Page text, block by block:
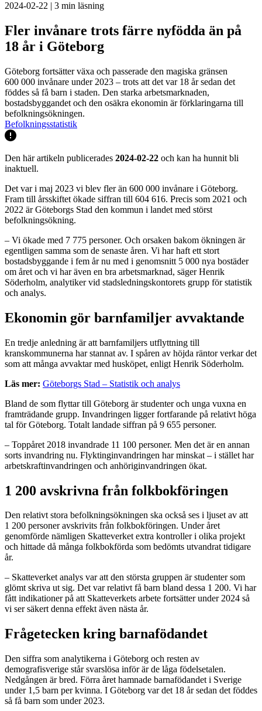
2024-02-22 | 3 min läsning
Fler invånare trots färre nyfödda än på
18 år i Göteborg
Göteborg fortsätter växa och passerade den magiska gränsen
600 000 invånare under 2023 – trots att det var 18 år sedan det
föddes så få barn i staden. Den starka arbetsmarknaden,
bostadsbyggandet och den osäkra ekonomin är förklaringarna till
befolkningsökningen.
Befolkningsstatistik
Den här artikeln publicerades 2024-02-22 och kan ha hunnit bli
inaktuell.
Det var i maj 2023 vi blev fler än 600 000 invånare i Göteborg.
Fram till årsskiftet ökade siffran till 604 616. Precis som 2021 och
2022 är Göteborgs Stad den kommun i landet med störst
befolkningsökning.
– Vi ökade med 7 775 personer. Och orsaken bakom ökningen är
egentligen samma som de senaste åren. Vi har haft ett stort
bostadsbyggande i fem år nu med i genomsnitt 5 000 nya bostäder
om året och vi har även en bra arbetsmarknad, säger Henrik
Söderholm, analytiker vid stadsledningskontorets grupp för statistik
och analys.
Ekonomin gör barnfamiljer avvaktande
En tredje anledning är att barnfamiljers utflyttning till
kranskommunerna har stannat av. I spåren av höjda räntor verkar det
som att många avvaktar med husköpet, enligt Henrik Söderholm.
Läs mer: Göteborgs Stad – Statistik och analys
Bland de som flyttar till Göteborg är studenter och unga vuxna en
framträdande grupp. Invandringen ligger fortfarande på relativt höga
tal för Göteborg. Totalt landade siffran på 9 655 personer.
– Toppåret 2018 invandrade 11 100 personer. Men det är en annan
sorts invandring nu. Flyktinginvandringen har minskat – i stället har
arbetskraftinvandringen och anhöriginvandringen ökat.
1 200 avskrivna från folkbokföringen
Den relativt stora befolkningsökningen ska också ses i ljuset av att
1 200 personer avskrivits från folkbokföringen. Under året
genomförde nämligen Skatteverket extra kontroller i olika projekt
och hittade då många folkbokförda som bedömts utvandrat tidigare
år.
– Skatteverket analys var att den största gruppen är studenter som
glömt skriva ut sig. Det var relativt få barn bland dessa 1 200. Vi har
fått indikationer på att Skatteverkets arbete fortsätter under 2024 så
vi ser säkert denna effekt även nästa år.
Frågetecken kring barnafödandet
Den siffra som analytikerna i Göteborg och resten av
demografisverige står svarslösa inför är de låga födelsetalen.
Nedgången är bred. Förra året hamnade barnafödandet i Sverige
under 1,5 barn per kvinna. I Göteborg var det 18 år sedan det föddes
så få barn som under 2023.